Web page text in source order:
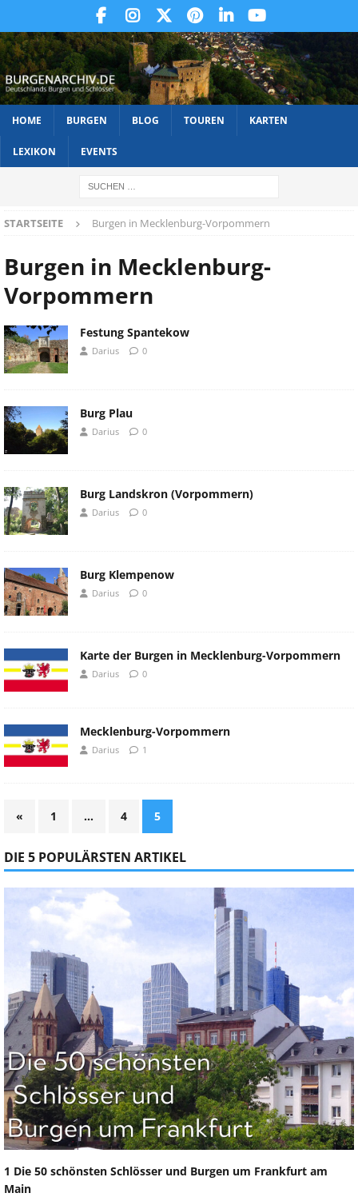
HOME BURGEN BLOG TOUREN KARTEN
LEXIKON EVENTS
STARTSEITE Burgen in Mecklenburg-Vorpommern
Burgen in Mecklenburg-
Vorpommern
Festung Spantekow
Darius 0
Burg Plau
Darius 0
Burg Landskron (Vorpommern)
Darius 0
Burg Klempenow
Darius 0
Karte der Burgen in Mecklenburg-Vorpommern
Darius 0
Mecklenburg-Vorpommern
Darius 1
« 1 … 4 5
DIE 5 POPULÄRSTEN ARTIKEL
1 Die 50 schönsten Schlösser und Burgen um Frankfurt am
Main